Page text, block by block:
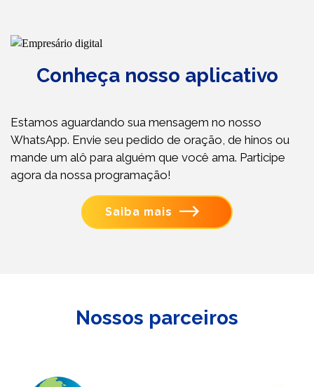
Conheça nosso aplicativo
Estamos aguardando sua mensagem no nosso
WhatsApp. Envie seu pedido de oração, de hinos ou
mande um alô para alguém que você ama. Participe
agora da nossa programação!
Saiba mais
Nossos parceiros